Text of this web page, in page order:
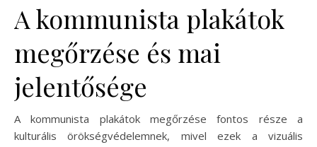
A kommunista plakátok
megőrzése és mai
jelentősége
A kommunista plakátok megőrzése fontos része a
kulturális örökségvédelemnek, mivel ezek a vizuális